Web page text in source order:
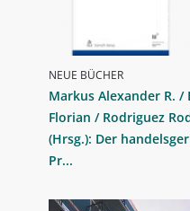
NEUE BÜCHER
Markus Alexander R. /
Florian / Rodriguez
(Hrsg.): Der
Pr...